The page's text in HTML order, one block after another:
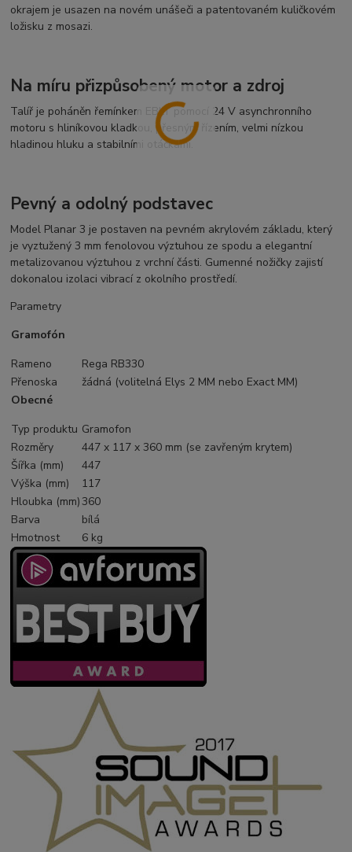
okrajem je usazen na novém unášeči a patentovaném kuličkovém
ložisku z mosazi.
Na míru přizpůsobený motor a zdroj
Talíř je poháněn řemínkem EBLT pomocí 24 V asynchronního
motoru s hliníkovou kladkou, přesným řízením, velmi nízkou
hladinou hluku a stabilními otáčkami.
Pevný a odolný podstavec
Model Planar 3 je postaven na pevném akrylovém základu, který
je vyztužený 3 mm fenolovou výztuhou ze spodu a elegantní
metalizovanou výztuhou z vrchní části. Gumenné nožičky zajistí
dokonalou izolaci vibrací z okolního prostředí.
Parametry
Gramofón
Rameno
Rega RB330
Přenoska
žádná (volitelná Elys 2 MM nebo Exact MM)
Obecné
Typ produktu Gramofon
Rozměry
447 x 117 x 360 mm (se zavřeným krytem)
Šířka (mm)
447
Výška (mm)
117
Hloubka (mm)360
Barva
bílá
Hmotnost
6 kg